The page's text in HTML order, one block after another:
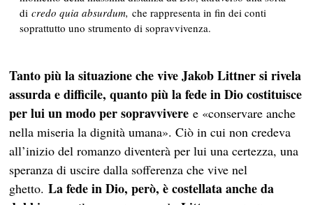
dicredo quia absurdum, che rappresenta in fin dei conti
soprattutto uno strumento di sopravvivenza.
Tanto più la situazione che vive Jakob Littner si rivela
assurda e difficile, quanto più la fede in Dio costituisce
per lui un modo per sopravvivere e «conservare anche
nella miseria la dignità umana». Ciò in cui non credeva
all’inizio del romanzo diventerà per lui una certezza, una
speranza di uscire dalla sofferenza che vive nel
ghetto.La fede in Dio, però, è costellata anche da